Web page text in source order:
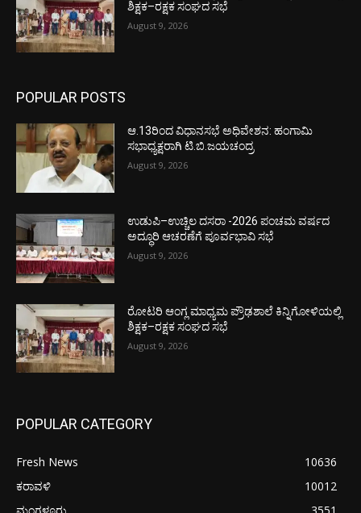
ಶಿಕ್ಷಕ–ರಕ್ಷಕ ಸಂಘದ ಸಭೆ
August 9, 2026
POPULAR POSTS
ಆ.13ರಿಂದ ವಿಧಾನಸಭೆ ಅಧಿವೇಶನ: ಹಂಗಾಮಿ
ಸಭಾಧ್ಯಕ್ಷರಾಗಿ ಟಿ.ಬಿ.ಜಯಚಂದ್ರ
August 9, 2026
ಉಡುಪಿ–ಉಚ್ಚಿಲ ದಸರಾ -2026 ಪಂಚಮ ವರ್ಷದ
ಅದ್ಧೂರಿ ಆಚರಣೆಗೆ ಪೂರ್ವಭಾವಿ ಸಭೆ
August 9, 2026
ರೋಟರಿ ಆಂಗ್ಲ ಮಾಧ್ಯಮ ಪ್ರೌಢಶಾಲೆ ಕಿನ್ನಿಗೋಳಿಯಲ್ಲಿ
ಶಿಕ್ಷಕ–ರಕ್ಷಕ ಸಂಘದ ಸಭೆ
August 9, 2026
POPULAR CATEGORY
Fresh News
10636
ಕರಾವಳಿ
10012